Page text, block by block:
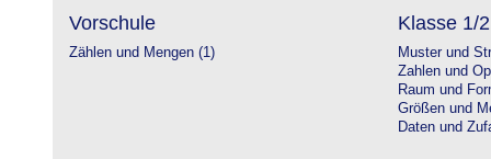
Vorschule
Zählen und Mengen (1)
Klasse 1/2
Muster und
Zahlen und
Raum und
Größen und
Daten und